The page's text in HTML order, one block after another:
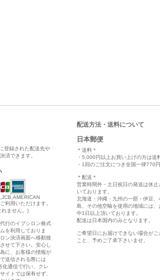
登録された配送先や
済できます。
利用いただけます。
れません。)
行のイプシロン株式
を利用しておりま
ン決済画面へ移動致
せて下さい。安心し
に、お客様の情報が
送信される際には
通信で行い、クレ
イトでは保有せず、
配送方法・送料について
日本郵便
＊送料＊
・5,000円以上お買い上げの方は送
・1回のご注文につき全国一律770
＊配送＊
営業時間外・土日祝日の発送は休止
いております。
北海道・沖縄・九州の一部・伊豆、
島、その他空輸を使用の地域には、
中1日以上頂いております。
配送は日本国内のみとなります。
ご希望日にお届けできない場合がご
こと、予めご了承下さいませ。